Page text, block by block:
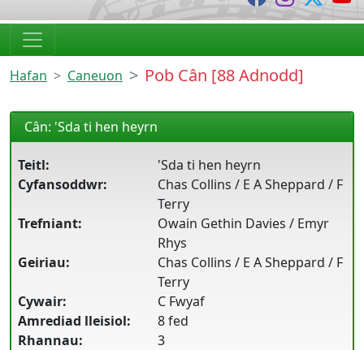
Hafan Caneuon Pob Cân [88 Adnodd]
Cân: 'Sda ti hen heyrn
Teitl:
'Sda ti hen heyrn
Cyfansoddwr:
Chas Collins / E A Sheppard / F
Terry
Trefniant:
Owain Gethin Davies / Emyr
Rhys
Geiriau:
Chas Collins / E A Sheppard / F
Terry
Cywair:
C Fwyaf
Amrediad lleisiol:
8 fed
Rhannau:
3